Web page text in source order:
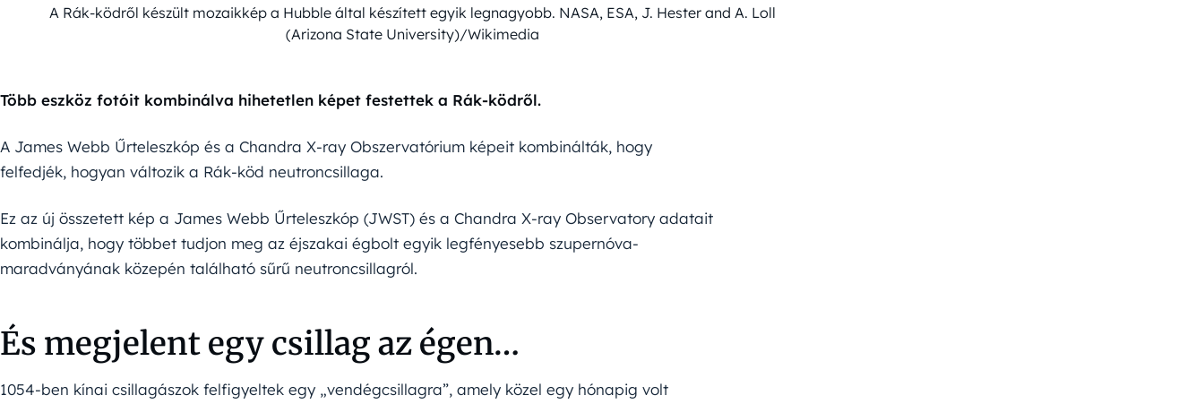
A Rák-ködről készült mozaikkép a Hubble által készített egyik legnagyobb. NASA, ESA, J. Hester and A. Loll
(Arizona State University)/Wikimedia
Több eszköz fotóit kombinálva hihetetlen képet festettek a Rák-ködről.
A James Webb Űrteleszkóp és a Chandra X-ray Obszervatórium képeit kombinálták, hogy
felfedjék, hogyan változik a Rák-köd neutroncsillaga.
Ez az új összetett kép a James Webb Űrteleszkóp (JWST) és a Chandra X-ray Observatory adatait
kombinálja, hogy többet tudjon meg az éjszakai égbolt egyik legfényesebb szupernóva-
maradványának közepén található sűrű neutroncsillagról.
És megjelent egy csillag az égen…
1054-ben kínai csillagászok felfigyeltek egy „vendégcsillagra”, amely közel egy hónapig volt